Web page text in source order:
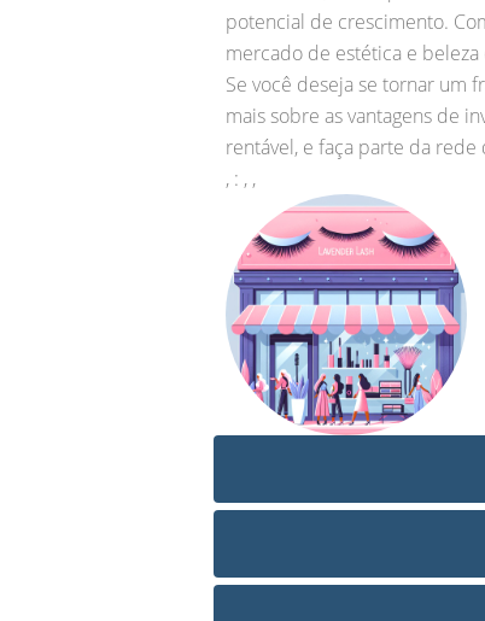
potencial de crescimento.
mercado de estética e
Se você deseja se tornar um
mais sobre as vantagens de
rentável, e faça parte da
, : , ,